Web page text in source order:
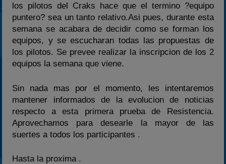
los pilotos del Craks hace que el termino ?equipo
puntero? sea un tanto relativo.Asi pues, durante esta
semana se acabara de decidir como se forman los
equipos, y se escucharan todas las propuestas de
los pilotos. Se prevee realizar la inscripcion de los 2
equipos la semana que viene.
Sin nada mas por el momento, les intentaremos
mantener informados de la evolucion de noticias
respecto a esta primera prueba de Resistencia.
Aprovechamos para desearle la mayor de las
suertes a todos los participantes .
Hasta la proxima .